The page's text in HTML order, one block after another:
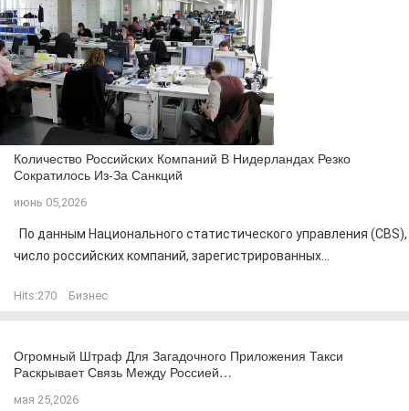
Количество Российских Компаний В Нидерландах Резко
Сократилось Из-За Санкций
июнь 05,2026
По данным Национального статистического управления (CBS),
число российских компаний, зарегистрированных...
Hits:270 Бизнес
Огромный Штраф Для Загадочного Приложения Такси
Раскрывает Связь Между Россией…
мая 25,2026